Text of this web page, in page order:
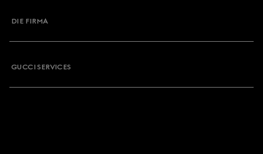
DIE FIRMA
GUCCI SERVICES